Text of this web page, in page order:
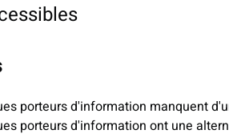
porteurs d'information manquent
porteurs d'information ont une